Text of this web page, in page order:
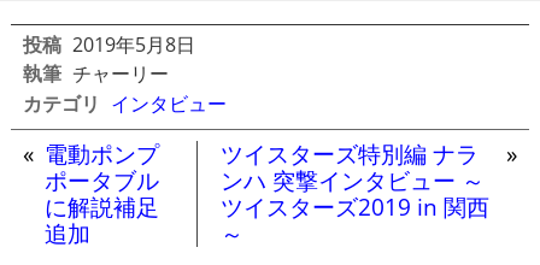
投稿 2019年5月8日
執筆 チャーリー
カテゴリ インタビュー
« 電動ポンプ
ポータブル
に解説補足
追加
ツイスターズ特別編 ナラ
ンハ 突撃インタビュー ～
ツイスターズ2019 in 関西
～
»